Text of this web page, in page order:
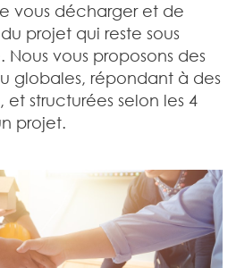
vous décharger et de
projet qui reste sous
Nous vous proposons des
globales, répondant à des
et structurées selon les 4
projet.